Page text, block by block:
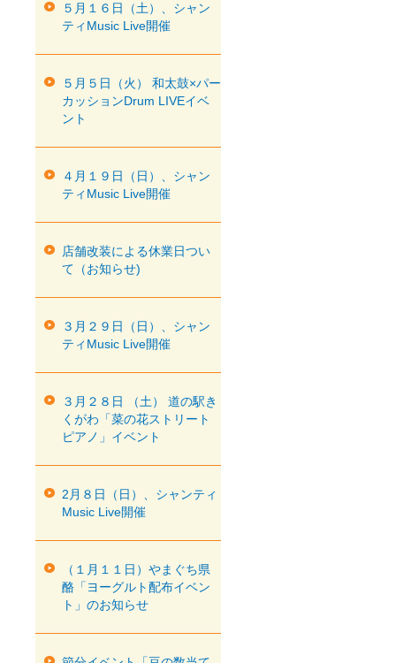
５月１６日（土）、シャン
ティMusic Live開催
５月５日（火） 和太鼓×パー
カッションDrum LIVEイベ
ント
４月１９日（日）、シャン
ティMusic Live開催
店舗改装による休業日つい
て（お知らせ)
３月２９日（日）、シャン
ティMusic Live開催
３月２８日 （土） 道の駅き
くがわ「菜の花ストリート
ピアノ」イベント
2月８日（日）、シャンティ
Music Live開催
（１月１１日）やまぐち県
酪「ヨーグルト配布イベン
ト」のお知らせ